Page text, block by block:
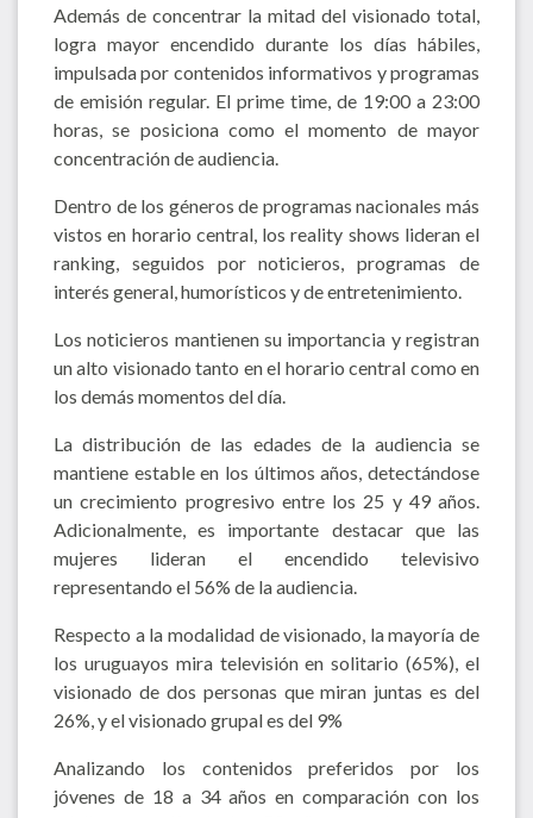
Además de concentrar la mitad del visionado total,
logra mayor encendido durante los días hábiles,
impulsada por contenidos informativos y programas
de emisión regular. El prime time, de 19:00 a 23:00
horas, se posiciona como el momento de mayor
concentración de audiencia.
Dentro de los géneros de programas nacionales más
vistos en horario central, los reality shows lideran el
ranking, seguidos por noticieros, programas de
interés general, humorísticos y de entretenimiento.
Los noticieros mantienen su importancia y registran
un alto visionado tanto en el horario central como en
los demás momentos del día.
La distribución de las edades de la audiencia se
mantiene estable en los últimos años, detectándose
un crecimiento progresivo entre los 25 y 49 años.
Adicionalmente, es importante destacar que las
mujeres lideran el encendido televisivo
representando el 56% de la audiencia.
Respecto a la modalidad de visionado, la mayoría de
los uruguayos mira televisión en solitario (65%), el
visionado de dos personas que miran juntas es del
26%, y el visionado grupal es del 9%
Analizando los contenidos preferidos por los
jóvenes de 18 a 34 años en comparación con los